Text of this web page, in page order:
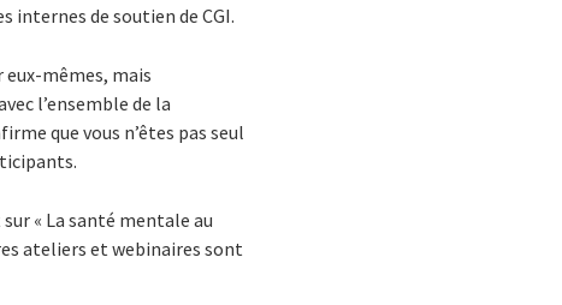
internes de soutien de CGI.
mêmes, mais
l’ensemble de la
que vous n’êtes pas seul
« La santé mentale au
ateliers et webinaires sont